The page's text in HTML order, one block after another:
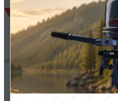
Двигатели и комплектующие